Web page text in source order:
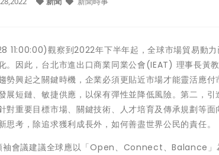
11:00:00)觀察到2022年下半年起，全球市場貿易動
。因此，台北市進出口商業同業公會(IEAT) 理事長黃
勢興起之關鍵時機，企業必須更貼近市場才能靈活應付
展短鏈、敏捷供應，以保有彈性並降低風險。第二，
對重要目標市場、關鍵技術、人才培育及傳承規劃等
思考，除追求獲利成長外，如何善盡世界公民的責任。
袖會議建議全球應以「Open、Connect、Balance